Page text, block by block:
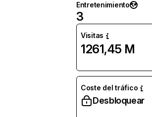
Entretenimiento
3
Visitas
1261,45 M
Coste del tráfico
Desbloquear